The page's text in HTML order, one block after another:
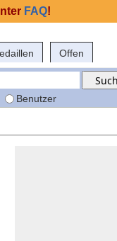
Offen
Benutzer
FAQ!